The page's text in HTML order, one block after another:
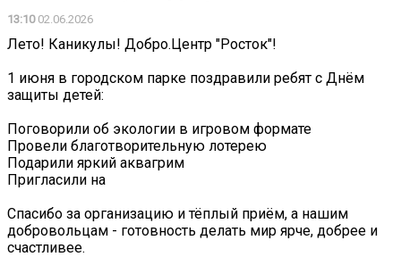
13:1002.06.2026
Лето! Каникулы! Добро.Центр "Росток"!
1 июня в городском парке поздравили ребят с Днём
защиты детей:
Поговорили об экологии в игровом формате
Провели благотворительную лотерею
Подарили яркий аквагрим
Пригласили на
Спасибо за организацию и тёплый приём, а нашим
добровольцам - готовность делать мир ярче, добрее и
счастливее.